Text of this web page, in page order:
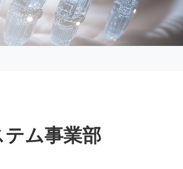
ム事業部